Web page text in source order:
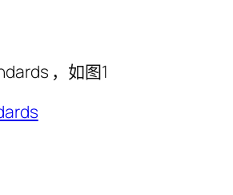
，如图1